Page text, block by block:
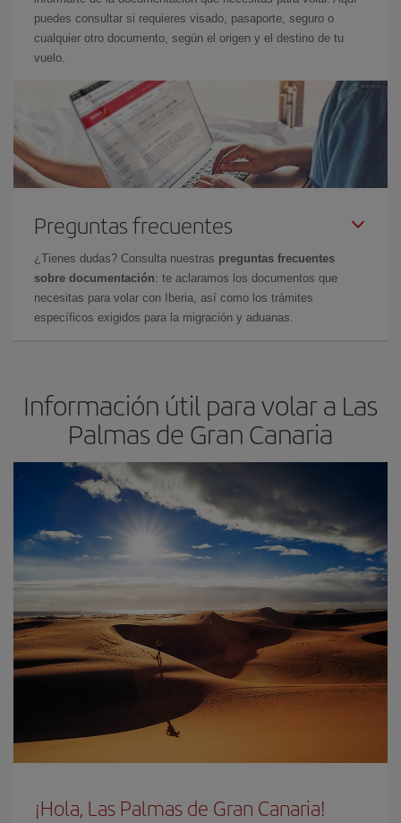
puedes consultar si requieres visado, pasaporte, seguro o
cualquier otro documento, según el origen y el destino de tu
vuelo.
Preguntas frecuentes
¿Tienes dudas? Consulta nuestras preguntas frecuentes
sobre documentación: te aclaramos los documentos que
necesitas para volar con Iberia, así como los trámites
específicos exigidos para la migración y aduanas.
Información útil para volar a Las
Palmas de Gran Canaria
¡Hola, Las Palmas de Gran Canaria!